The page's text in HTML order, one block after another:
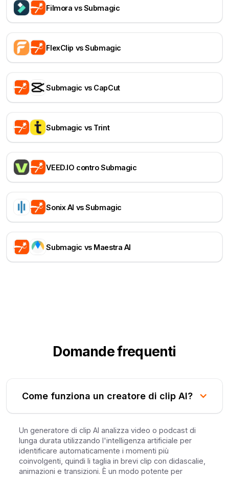
Filmora vs Submagic
FlexClip vs Submagic
Submagic vs CapCut
Submagic vs Trint
VEED.IO contro Submagic
Sonix AI vs Submagic
Submagic vs Maestra AI
Domande frequenti
Come funziona un creatore di clip AI?
Un generatore di clip AI analizza video o podcast di
lunga durata utilizzando l'intelligenza artificiale per
identificare automaticamente i momenti più
coinvolgenti, quindi li taglia in brevi clip con didascalie,
animazioni e transizioni. È un modo potente per